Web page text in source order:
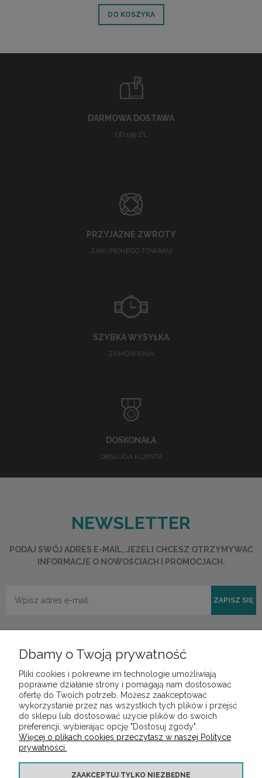
DO KOSZYKA
DARMOWA DOSTAWA
OD 199 ZŁ
PRZYJAZNE ZWROTY
ZAKUPIONEGO TOWARU
SZYBKA WYSYŁKA
ZAMÓWIENIA
DOSKONAŁA
OBSŁUGA KLIENTA
NEWSLETTER
PODAJ SWÓJ ADRES E-MAIL, JEŻELI CHCESZ OTRZYMYWAĆ
INFORMACJE O NOWOŚCIACH I PROMOCJACH.
ZAPISZ SIĘ
POMOC
MOJE KONTO
Dbamy o Twoją prywatność
Pliki cookies i pokrewne im technologie umożliwiają
poprawne działanie strony i pomagają nam dostosować
ofertę do Twoich potrzeb. Możesz zaakceptować
wykorzystanie przez nas wszystkich tych plików i przejść
do sklepu lub dostosować użycie plików do swoich
preferencji, wybierając opcję "Dostosuj zgody".
Więcej o plikach cookies przeczytasz w naszej Polityce
prywatności.
ZAAKCEPTUJ TYLKO NIEZBĘDNE